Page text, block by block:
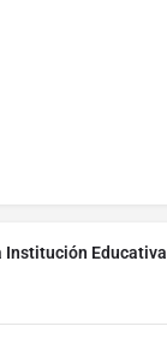
Institución Educativa